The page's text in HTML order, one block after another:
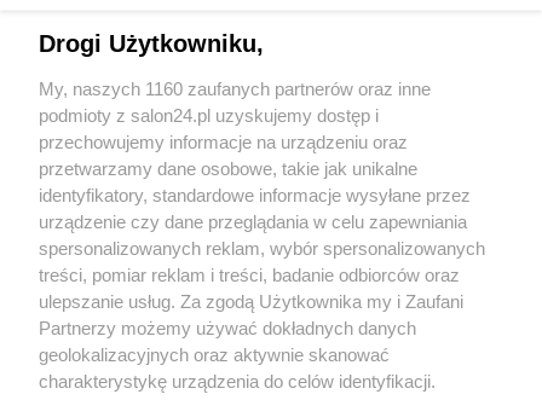
Sport
Społeczeństwo
Kultura
X Facebook Instagram Youtube
Drogi Użytkowniku,
My, naszych 1160 zaufanych partnerów oraz inne
podmioty z salon24.pl uzyskujemy dostęp i
przechowujemy informacje na urządzeniu oraz
przetwarzamy dane osobowe, takie jak unikalne
identyfikatory, standardowe informacje wysyłane przez
urządzenie czy dane przeglądania w celu zapewniania
spersonalizowanych reklam, wybór spersonalizowanych
treści, pomiar reklam i treści, badanie odbiorców oraz
ulepszanie usług. Za zgodą Użytkownika my i Zaufani
Partnerzy możemy używać dokładnych danych
geolokalizacyjnych oraz aktywnie skanować
charakterystykę urządzenia do celów identyfikacji.